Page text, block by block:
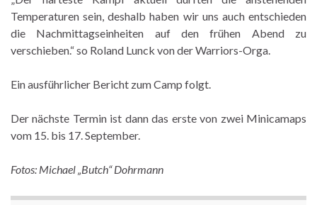
Temperaturen sein, deshalb haben wir uns auch entschieden
die Nachmittagseinheiten auf den frühen Abend zu
verschieben.“ so Roland Lunck von der Warriors-Orga.
Ein ausführlicher Bericht zum Camp folgt.
Der nächste Termin ist dann das erste von zwei Minicamaps
vom 15. bis 17. September.
Fotos: Michael „Butch“ Dohrmann